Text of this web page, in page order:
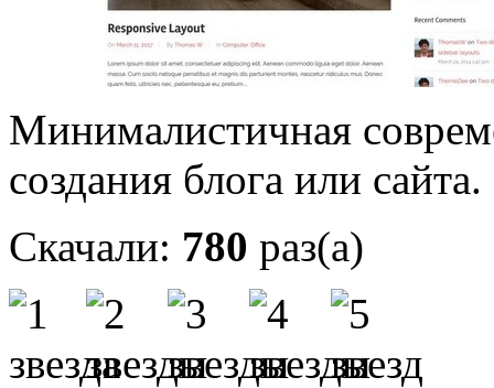
Минималистичная
создания блога или сайта.
Скачали: 780 раз(а)